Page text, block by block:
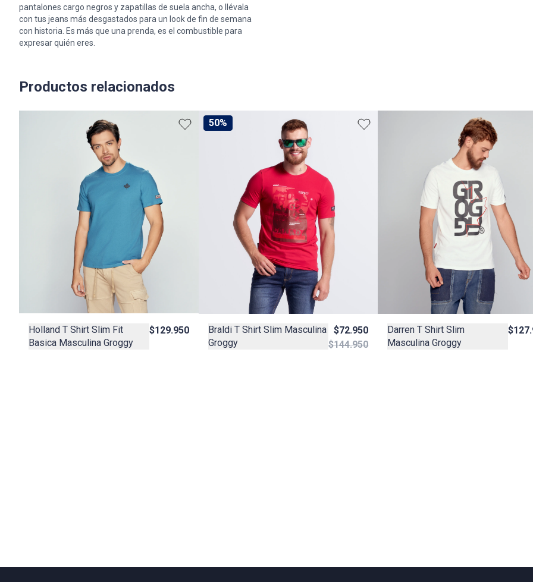
pantalones cargo negros y zapatillas de suela ancha, o llévala
con tus jeans más desgastados para un look de fin de semana
con historia. Es más que una prenda, es el combustible para
expresar quién eres.
Productos relacionados
Holland T Shirt Slim Fit
Basica Masculina Groggy
$129.950
50%
Braldi T Shirt Slim Masculina
Groggy
$72.950
$144.950
Darren T Shirt Slim
Masculina Groggy